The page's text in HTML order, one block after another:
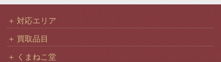
対応エリア
買取品目
くまねこ堂